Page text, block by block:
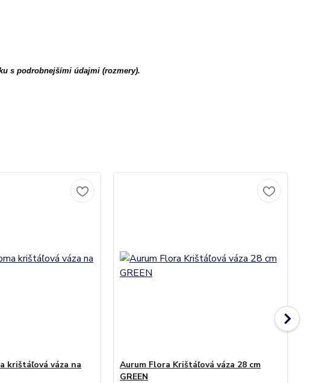
s podrobnejšími údajmi (rozmery).
krištáľová váza na
Aurum Flora Krištáľová váza 28 cm
GREEN